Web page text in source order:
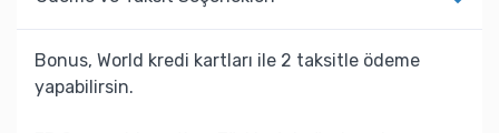
Bonus, World kredi kartları ile 2 taksitle ödeme
yapabilirsin.